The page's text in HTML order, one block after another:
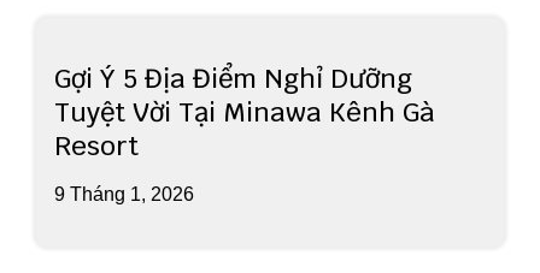
Gợi Ý 5 Địa Điểm Nghỉ Dưỡng
Tuyệt Vời Tại Minawa Kênh Gà
Resort
9 Tháng 1, 2026